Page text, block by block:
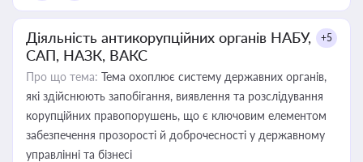
Діяльність антикорупційних органів НАБУ,
САП, НАЗК, ВАКС
+5
Про що тема: Тема охоплює систему державних органів,
які здійснюють запобігання, виявлення та розслідування
корупційних правопорушень, що є ключовим елементом
забезпечення прозорості й доброчесності у державному
управлінні та бізнесі